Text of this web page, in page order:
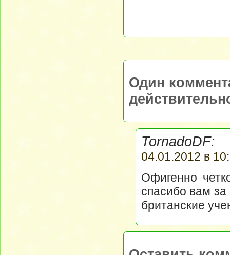
Один
TornadoDF:
04.01.2012 в
Офигенно
спасибо вам
британские